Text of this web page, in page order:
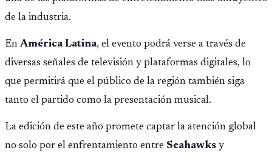
de la industria.
EnAmérica Latina, el evento podrá verse a través de
diversas señales de televisión y plataformas digitales, lo
que permitirá que el público de la región también siga
tanto el partido como la presentación musical.
La edición de este año promete captar la atención global
no solo por el enfrentamiento entre Seahawks y